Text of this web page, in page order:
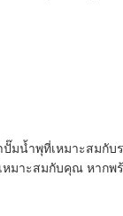
มน้ำพุที่เหมาะสมกั
มาะสมกับคุณ หากพ